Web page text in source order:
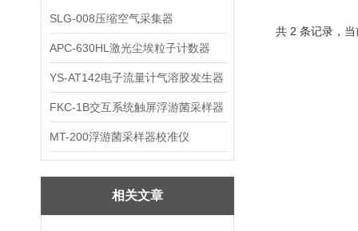
SLG-008压缩空气采集器
APC-630HL激光尘埃粒子计数器
YS-AT142电子流量计气溶胶发生器
FKC-1B交互系统触屏浮游菌采样器
MT-200浮游菌采样器校准仪
相关文章
共 2 条记录，